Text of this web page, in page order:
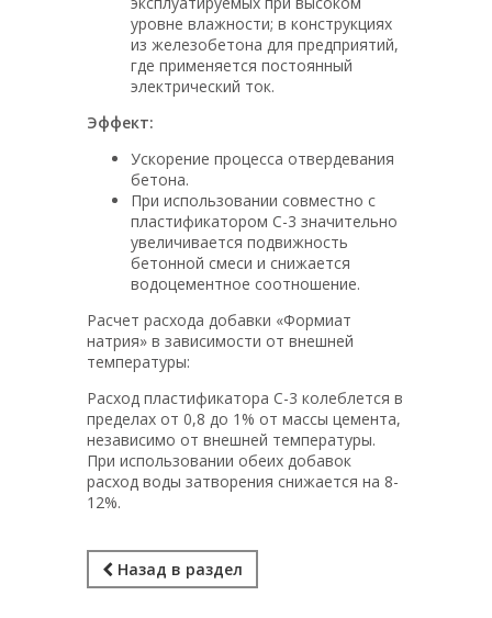
уровне влажности; в конструкциях
из железобетона для предприятий,
где применяется постоянный
электрический ток.
Эффект:
Ускорение процесса отвердевания
бетона.
При использовании совместно с
пластификатором С-3 значительно
увеличивается подвижность
бетонной смеси и снижается
водоцементное соотношение.
Расчет расхода добавки «Формиат
натрия» в зависимости от внешней
температуры:
Расход пластификатора С-3 колеблется в
пределах от 0,8 до 1% от массы цемента,
независимо от внешней температуры.
При использовании обеих добавок
расход воды затворения снижается на 8-
12%.
Назад в раздел